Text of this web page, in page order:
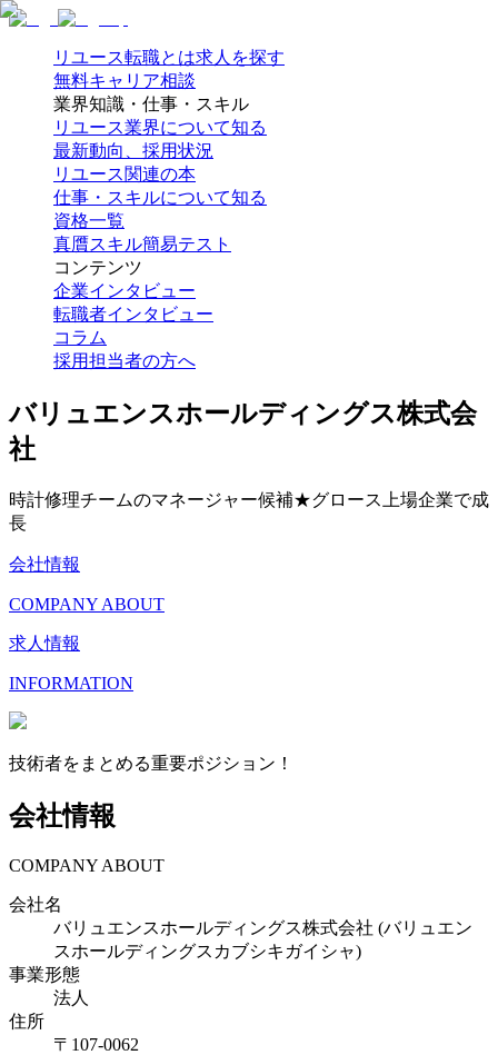
リユース転職とは求人を探す
無料キャリア相談
業界知識・仕事・スキル
リユース業界について知る
最新動向、採用状況
リユース関連の本
仕事・スキルについて知る
資格一覧
真贋スキル簡易テスト
コンテンツ
企業インタビュー
転職者インタビュー
コラム
採用担当者の方へ
バリュエンスホールディングス株式会
社
時計修理チームのマネージャー候補★グロース上場企業で成
長
会社情報
COMPANY ABOUT
求人情報
INFORMATION
技術者をまとめる重要ポジション！
会社情報
COMPANY ABOUT
会社名
バリュエンスホールディングス株式会社 (バリュエン
スホールディングスカブシキガイシャ)
事業形態
法人
住所
〒 107-0062